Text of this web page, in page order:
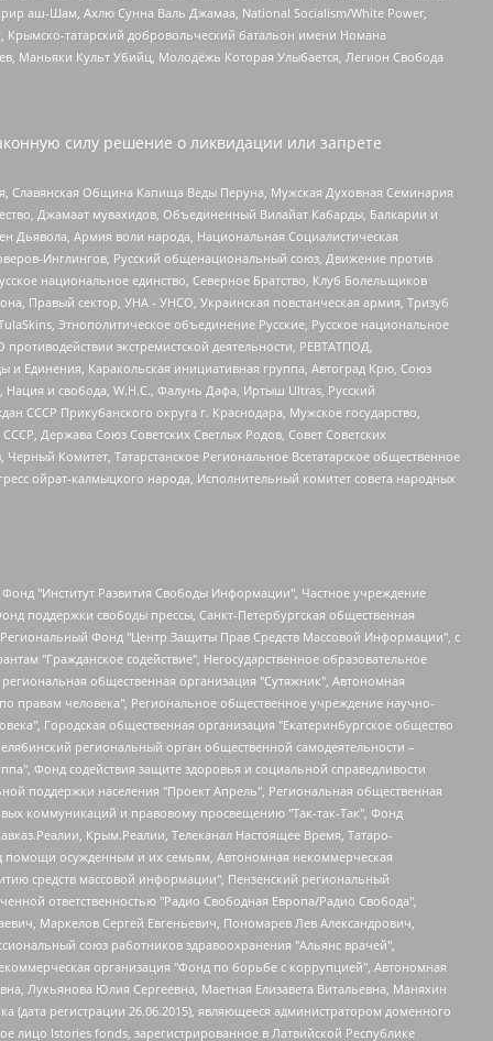
аш-Шам, Ахлю Сунна Валь Джамаа, National Socialism/White Power,
Крымско-татарский добровольческий батальон имени Номана
Маньяки Культ Убийц, Молодёжь Которая Улыбается, Легион Свобода
силу решение о ликвидации или запрете
Славянская Община Капища Веды Перуна, Мужская Духовная Семинария
Джамаат мувахидов, Объединенный Вилайат Кабарды, Балкарии и
Дьявола, Армия воли народа, Национальная Социалистическая
Инглингов, Русский общенациональный союз, Движение против
национальное единство, Северное Братство, Клуб Болельщиков
Правый сектор, УНА - УНСО, Украинская повстанческая армия, Тризуб
Этнополитическое объединение Русские, Русское национальное
экстремистской деятельности, РЕВТАТПОД,
Единения, Каракольская инициативная группа, Автоград Крю, Союз
Нация и свобода, W.H.С., Фалунь Дафа, Иртыш Ultras, Русский
СССР Прикубанского округа г. Краснодара, Мужское государство,
Держава Союз Советских Светлых Родов, Совет Советских
Комитет, Татарстанское Региональное Всетатарское общественное
ойрат-калмыцкого народа, Исполнительный комитет совета народных
группа ЛГБТ+ "Реверс", Алексеев Андрей Викторович, Бекбулатова Таисия Львовна, Беляев Иван Михайлович, Владыкина Елена Сергеевна, Гельман Марат Александрович, Никульшина Вероника Юрьевна, Толоконникова Надежда Андреевна, Шендерович Виктор Анатольевич, Общество с ограниченной ответственностью "Данное сообщение", Общество с ограниченной ответственностью Издательский дом "Новая глава", Айнбиндер Александра Александровна, Московский комьюнити-центр для ЛГБТ+инициатив, Благотворительный фонд развития филантропии, Deutsche Welle (Германия, Kurt-Schumacher-Strasse 3, 53113 Bonn), Борзунова Мария Михайловна, Воробьев Виктор Викторович, Голубева Анна Львовна, Константинова Алла Михайловна, Малкова Ирина Владимировна, Мурадов Мурад Абдулгалимович, Осетинская Елизавета Николаевна, Понасенков Евгений Николаевич, Ганапольский Матвей Юрьевич, Киселев Евгений Алексеевич, Борухович Ирина Григорьевна, Дремин Иван Тимофеевич, Дубровский Дмитрий Викторович, Красноярская региональная общественная организация поддержки и развития альтернативных образовательных технологий и межкультурных коммуникаций "ИНТЕРРА", Маяковская Екатерина Алексеевна, Фейгин Марк Захарович, Филимонов Андрей Викторович, Дзугкоева Регина Николаевна, Доброхотов Роман Александрович, Дудь Юрий Александрович, Елкин Сергей Владимирович, Кругликов Кирилл Игоревич, Сабунаева Мария Леонидовна, Семенов Алексей Владимирович, Шаинян Карен Багратович, Шульман Екатерина Михайловна, Асафьев Артур Валерьевич, Вахштайн Виктор Семенович, Венедиктов Алексей Алексеевич, Лушникова Екатерина Евгеньевна, Волков Леонид Михайлович, Невзоров Александр Глебович, Пархоменко Сергей Борисович, Сироткин Ярослав Николаевич, Кара-Мурза Владимир Владимирович, Баранова Наталья Владимировна, Гозман Леонид Яковлевич, Кагарлицкий Борис Юльевич, Климарев Михаил Валерьевич, Милов Владимир Станиславович, Автономная некоммерческая организация Краснодарский центр современного искусства "Типография", Моргенштерн Алишер Тагирович, Соболь Любовь Эдуардовна, Общество с ограниченной ответственностью "ЛИЗА НОРМ", Каспаров Гарри Кимович, Ходорковский Михаил Борисович, Общество с ограниченной ответственностью "Апрельские тезисы", Данилович Ирина Брониславовна, Кашин Олег Владимирович, Петров Николай Владимирович, Пивоваров Алексей Владимирович, Соколов Михаил Владимирович, Цветкова Юлия Владимировна, Чичваркин Евгений Александрович, Комитет против пыток/Команда против пыток, Общество с ограниченной ответственностью "Первый научный", Общество с ограниченной ответственностью "Вертолет и ко", Белоцерковская Вероника Борисовна, Кац Максим Евгеньевич, Лазарева Татьяна Юрьевна, Шаведдинов Руслан Табризович, Яшин Илья Валерьевич, Общество с ограниченной ответственностью "Иноагент ААВ", Алешковский Дмитрий Петрович, Альбац Евгения Марковна, Быков Дмитрий Львович, Галямина Юлия Евгеньевна, Лойко Сергей Леонидович, Мартынов Кирилл Константинович, Медведев Сергей Александрович, Крашенинников Федор Геннадиевич, Гордеева Катерина Вл